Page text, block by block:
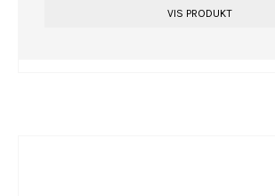
VIS PRODUKT